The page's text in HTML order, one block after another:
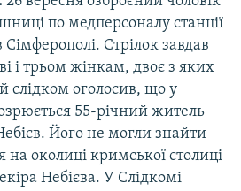
по медперсоналу станції
Стрілок завдав
і трьом жінкам, двоє з яких
оголосив, що у
55-річний житель
Його не могли знайти
околиці кримської столиці
Небієва. У Слідкомі